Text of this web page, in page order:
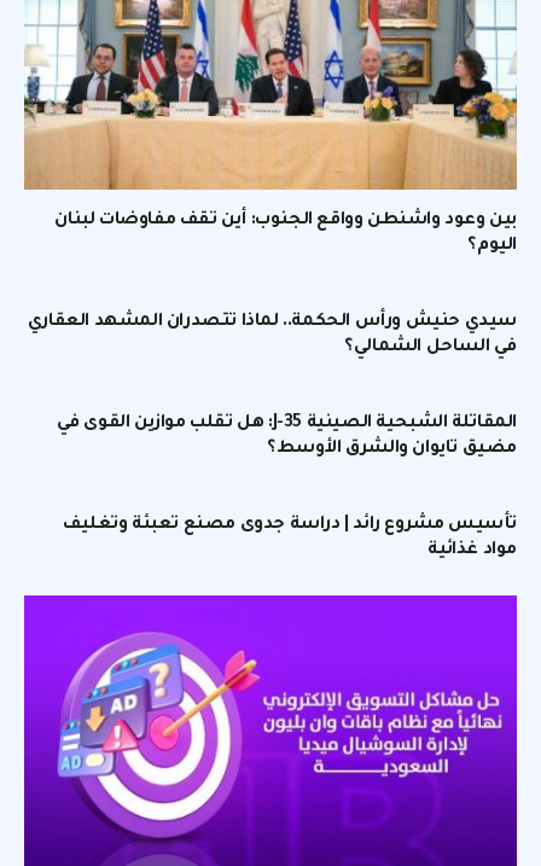
بين وعود واشنطن وواقع الجنوب: أين تقف مفاوضات لبنان
اليوم؟
سيدي حنيش ورأس الحكمة.. لماذا تتصدران المشهد العقاري
في الساحل الشمالي؟
المقاتلة الشبحية الصينية J-35: هل تقلب موازين القوى في
مضيق تايوان والشرق الأوسط؟
تأسيس مشروع رائد | دراسة جدوى مصنع تعبئة وتغليف
مواد غذائية